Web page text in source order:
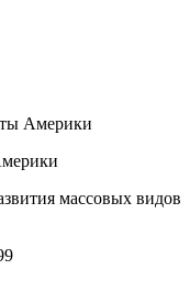
Америки
массовых видов